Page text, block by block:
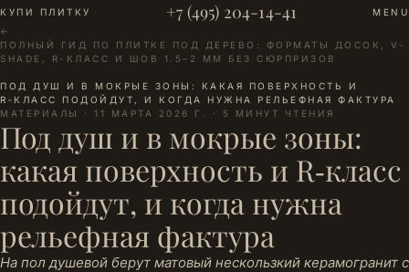
КУПИ ПЛИТКУ +7 (495) 204-14-41
MENU
←
ПОЛНЫЙ ГИД ПО ПЛИТКЕ ПОД ДЕРЕВО: ФОРМАТЫ ДОСОК, V-
SHADE, R-КЛАСС И ШОВ 1.5–2 ММ БЕЗ СЮРПРИЗОВ
·
ПОД ДУШ И В МОКРЫЕ ЗОНЫ: КАКАЯ ПОВЕРХНОСТЬ И
R‑КЛАСС ПОДОЙДУТ, И КОГДА НУЖНА РЕЛЬЕФНАЯ ФАКТУРА
МАТЕРИАЛЫ · 11 МАРТА 2026 Г. · 5 МИНУТ ЧТЕНИЯ
Под душ и в мокрые зоны:
какая поверхность и R‑класс
подойдут, и когда нужна
рельефная фактура
На пол душевой берут матовый нескользкий керамогранит с